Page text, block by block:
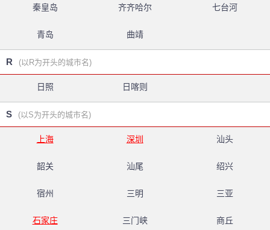
秦皇岛 齐齐哈尔 七台河
青岛 曲靖
R (以R为开头的城市名)
日照 日喀则
S (以S为开头的城市名)
上海 深圳 汕头
韶关 汕尾 绍兴
宿州 三明 三亚
石家庄 三门峡 商丘